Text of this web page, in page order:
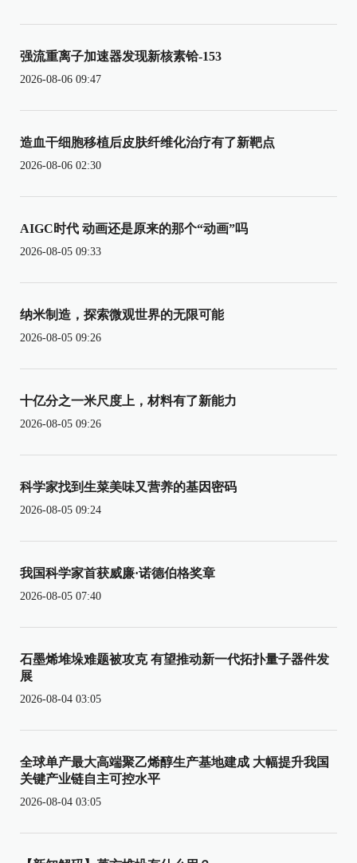
强流重离子加速器发现新核素铪-153
2026-08-06 09:47
造血干细胞移植后皮肤纤维化治疗有了新靶点
2026-08-06 02:30
AIGC时代 动画还是原来的那个“动画”吗
2026-08-05 09:33
纳米制造，探索微观世界的无限可能
2026-08-05 09:26
十亿分之一米尺度上，材料有了新能力
2026-08-05 09:26
科学家找到生菜美味又营养的基因密码
2026-08-05 09:24
我国科学家首获威廉·诺德伯格奖章
2026-08-05 07:40
石墨烯堆垛难题被攻克 有望推动新一代拓扑量子器件发
展
2026-08-04 03:05
全球单产最大高端聚乙烯醇生产基地建成 大幅提升我国
关键产业链自主可控水平
2026-08-04 03:05